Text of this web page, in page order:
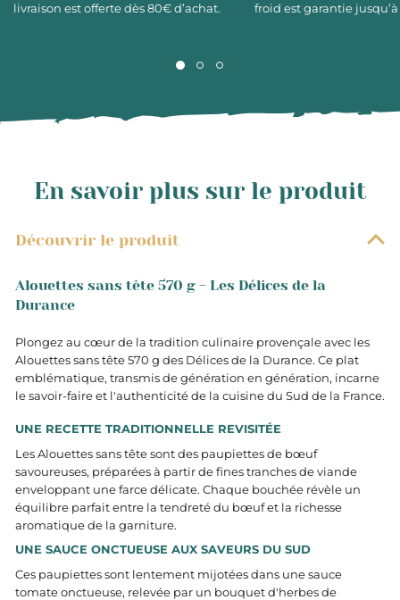
livraison est offerte dès 80€ d’achat.
froid est garantie
En savoir plus sur le produit
Découvrir le produit
Alouettes sans tête 570 g - Les Délices de la
Durance
Plongez au cœur de la tradition culinaire provençale avec les
Alouettes sans tête 570 g des Délices de la Durance. Ce plat
emblématique, transmis de génération en génération, incarne
le savoir-faire et l'authenticité de la cuisine du Sud de la France.​
UNE RECETTE TRADITIONNELLE REVISITÉE
Les Alouettes sans tête sont des paupiettes de bœuf
savoureuses, préparées à partir de fines tranches de viande
enveloppant une farce délicate. Chaque bouchée révèle un
équilibre parfait entre la tendreté du bœuf et la richesse
aromatique de la garniture.​
UNE SAUCE ONCTUEUSE AUX SAVEURS DU SUD
Ces paupiettes sont lentement mijotées dans une sauce
tomate onctueuse, relevée par un bouquet d'herbes de